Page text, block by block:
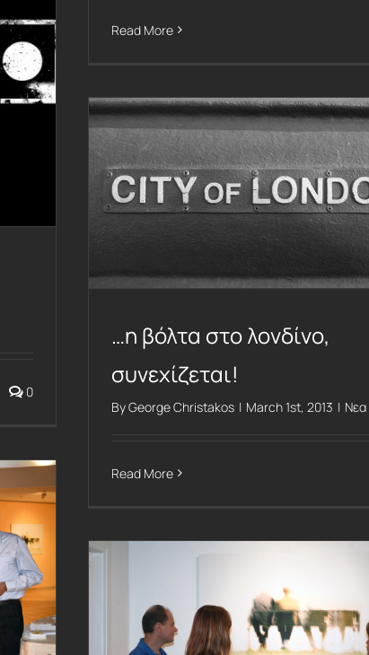
Read More
0
…η βόλτα στο λονδίνο,
συνεχίζεται!
ByGeorge Christakos | March 1st, 2013 | Νεα
Read More